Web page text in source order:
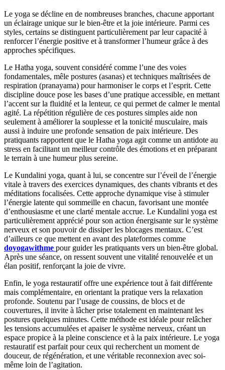
Le yoga se décline en de nombreuses branches, chacune apportant
un éclairage unique sur le bien-être et la joie intérieure. Parmi ces
styles, certains se distinguent particulièrement par leur capacité à
renforcer l’énergie positive et à transformer l’humeur grâce à des
approches spécifiques.
Le Hatha yoga, souvent considéré comme l’une des voies
fondamentales, mêle postures (asanas) et techniques maîtrisées de
respiration (pranayama) pour harmoniser le corps et l’esprit. Cette
discipline douce pose les bases d’une pratique accessible, en mettant
l’accent sur la fluidité et la lenteur, ce qui permet de calmer le mental
agité. La répétition régulière de ces postures simples aide non
seulement à améliorer la souplesse et la tonicité musculaire, mais
aussi à induire une profonde sensation de paix intérieure. Des
pratiquants rapportent que le Hatha yoga agit comme un antidote au
stress en facilitant un meilleur contrôle des émotions et en préparant
le terrain à une humeur plus sereine.
Le Kundalini yoga, quant à lui, se concentre sur l’éveil de l’énergie
vitale à travers des exercices dynamiques, des chants vibrants et des
méditations focalisées. Cette approche dynamique vise à stimuler
l’énergie latente qui sommeille en chacun, favorisant une montée
d’enthousiasme et une clarté mentale accrue. Le Kundalini yoga est
particulièrement apprécié pour son action énergisante sur le système
nerveux et son pouvoir de dissiper les blocages mentaux. C’est
d’ailleurs ce que mettent en avant des plateformes comme
doyogawithme pour guider les pratiquants vers un bien-être global.
Après une séance, on ressent souvent une vitalité renouvelée et un
élan positif, renforçant la joie de vivre.
Enfin, le yoga restauratif offre une expérience tout à fait différente
mais complémentaire, en orientant la pratique vers la relaxation
profonde. Soutenu par l’usage de coussins, de blocs et de
couvertures, il invite à lâcher prise totalement en maintenant les
postures quelques minutes. Cette méthode est idéale pour relâcher
les tensions accumulées et apaiser le système nerveux, créant un
espace propice à la pleine conscience et à la paix intérieure. Le yoga
restauratif est parfait pour ceux qui recherchent un moment de
douceur, de régénération, et une véritable reconnexion avec soi-
même loin de l’agitation.